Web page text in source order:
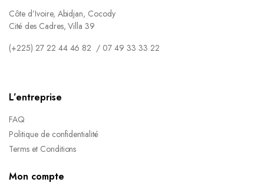
Côte d’Ivoire, Abidjan, Cocody
Cité des Cadres, Villa 39
(+225) 27 22 44 46 82 / 07 49 33 33 22
L’entreprise
FAQ
Politique de confidentialité
Terms et Conditions
Mon compte